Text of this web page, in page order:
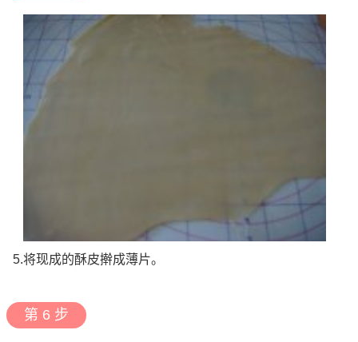
5.将现成的酥皮擀成薄片。
第 6 步